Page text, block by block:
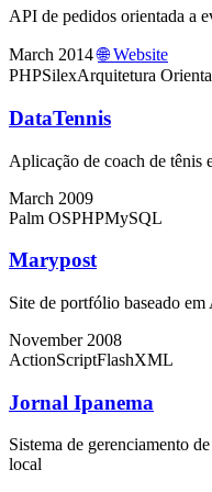
API de pedidos orientada a
March 2014 🌐 Website
PHPSilexArquitetura
DataTennis
Aplicação de coach de tênis
March 2009
Palm OSPHPMySQL
Marypost
Site de portfólio baseado
November 2008
ActionScriptFlashXML
Jornal Ipanema
Sistema de gerenciamento
local